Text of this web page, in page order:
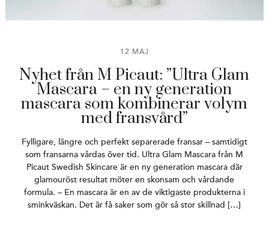
12 MAJ
Nyhet från M Picaut: ”Ultra Glam
Mascara – en ny generation
mascara som kombinerar volym
med fransvård”
Fylligare, längre och perfekt separerade fransar – samtidigt
som fransarna vårdas över tid. Ultra Glam Mascara från M
Picaut Swedish Skincare är en ny generation mascara där
glamouröst resultat möter en skonsam och vårdande
formula. – En mascara är en av de viktigaste produkterna i
sminkväskan. Det är få saker som gör så stor skillnad […]